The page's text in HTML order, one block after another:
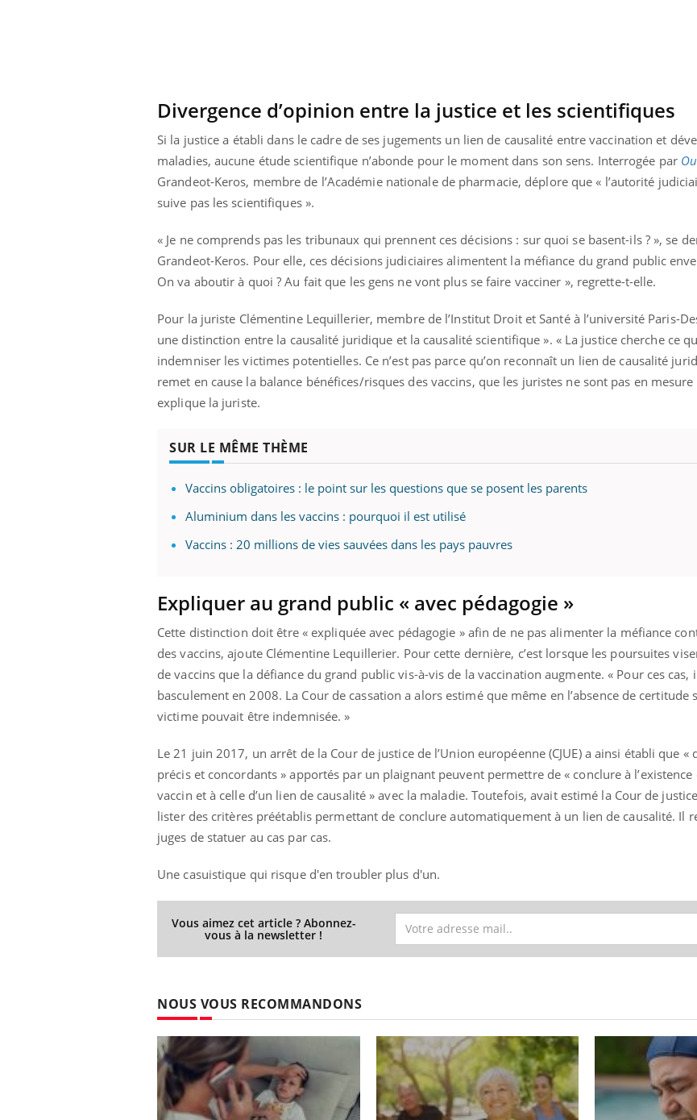
Divergence d’opinion entre la justice et les scientifiques
Si la justice a établi dans le cadre de ses jugements un lien de causalité entre vaccination et
maladies, aucune étude scientifique n’abonde pour le moment dans son sens. Interrogée par
Grandeot-Keros, membre de l’Académie nationale de pharmacie, déplore que « l’autorité
suive pas les scientifiques ».
« Je ne comprends pas les tribunaux qui prennent ces décisions : sur quoi se basent-ils ? », se
Grandeot-Keros. Pour elle, ces décisions judiciaires alimentent la méfiance du grand public
On va aboutir à quoi ? Au fait que les gens ne vont plus se faire vacciner », regrette-t-elle.
Pour la juriste Clémentine Lequillerier, membre de l’Institut Droit et Santé à l’université Paris-
une distinction entre la causalité juridique et la causalité scientifique ». « La justice cherche ce
indemniser les victimes potentielles. Ce n’est pas parce qu’on reconnaît un lien de causalité
remet en cause la balance bénéfices/risques des vaccins, que les juristes ne sont pas en mesure
explique la juriste.
SUR LE MÊME THÈME
Vaccins obligatoires : le point sur les questions que se posent les parents
Aluminium dans les vaccins : pourquoi il est utilisé
Vaccins : 20 millions de vies sauvées dans les pays pauvres
Expliquer au grand public « avec pédagogie »
Cette distinction doit être « expliquée avec pédagogie » afin de ne pas alimenter la méfiance
des vaccins, ajoute Clémentine Lequillerier. Pour cette dernière, c’est lorsque les poursuites
de vaccins que la défiance du grand public vis-à-vis de la vaccination augmente. « Pour ces cas,
basculement en 2008. La Cour de cassation a alors estimé que même en l’absence de certitude
victime pouvait être indemnisée. »
Le 21 juin 2017, un arrêt de la Cour de justice de l’Union européenne (CJUE) a ainsi établi que «
précis et concordants » apportés par un plaignant peuvent permettre de « conclure à l’existence
vaccin et à celle d’un lien de causalité » avec la maladie. Toutefois, avait estimé la Cour de
lister des critères préétablis permettant de conclure automatiquement à un lien de causalité. Il
juges de statuer au cas par cas.
Une casuistique qui risque d'en troubler plus d'un.
Vous aimez cet article ? Abonnez-
vous à la newsletter !
NOUS VOUS RECOMMANDONS
Eczéma Chronique des Mains :
expliquer ma maladieYoutube
Il y a des sujets qui sont faciles à aborder...
d'autres non ! D'un côté, poser des
Youtube
Carence en fer : comprendre pour
prévenirYoutube
Fatigue, irritabilité, brouillard mental ou
même alopécie… Les symptômes de la
...
Youtube
Insuline & Charge
osait en parler??
En 2026, l'insuline